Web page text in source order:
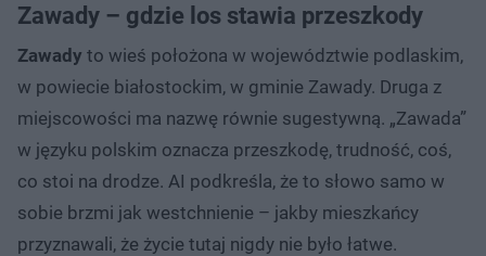
Zawady – gdzie los stawia przeszkody
Zawady to wieś położona w województwie podlaskim,
w powiecie białostockim, w gminie Zawady. Druga z
miejscowości ma nazwę równie sugestywną. „Zawada”
w języku polskim oznacza przeszkodę, trudność, coś,
co stoi na drodze. AI podkreśla, że to słowo samo w
sobie brzmi jak westchnienie – jakby mieszkańcy
przyznawali, że życie tutaj nigdy nie było łatwe.